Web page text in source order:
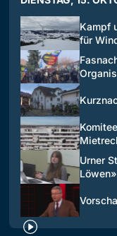
Kampf
für
Urner
Löwen»